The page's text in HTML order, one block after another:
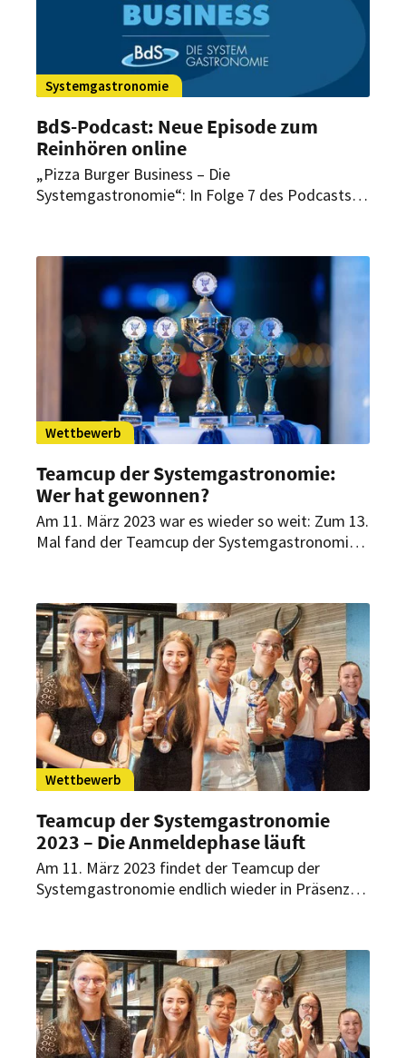
Systemgastronomie
BdS-Podcast: Neue Episode zum
Reinhören online
„Pizza Burger Business – Die
Systemgastronomie“: In Folge 7 des Podcasts
Wettbewerb
Teamcup der Systemgastronomie:
Wer hat gewonnen?
Am 11. März 2023 war es wieder so weit: Zum 13.
Mal fand der Teamcup der Systemgastronomie
Schule Elmshorn bei Hamburg um den Sieg.
Welche Herausforderungen gab es zu meistern
und wer holte den Sieg?
Wettbewerb
Teamcup der Systemgastronomie
2023 – Die Anmeldephase läuft
Am 11. März 2023 findet der Teamcup der
Systemgastronomie endlich wieder in Präsenz
Deutschland, Österreich und der Schweiz ihr
Können unter Beweis stellen.